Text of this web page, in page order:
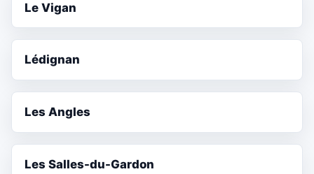
Le Vigan
Lédignan
Les Angles
Les Salles-du-Gardon